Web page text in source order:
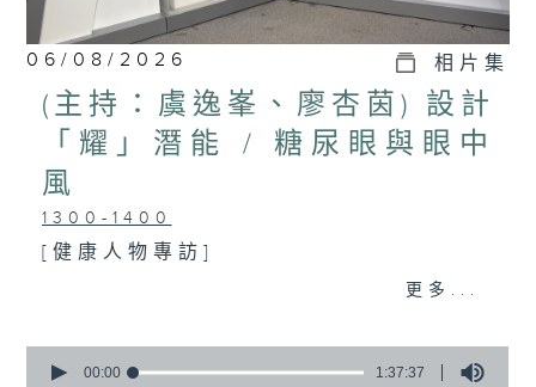
06/08/2026 相片集
(主持：虞逸峯、廖杏茵) 設計
「耀」潛能 / 糖尿眼與眼中
風
1300-1400
[健康人物專訪]
總監)、曾傲晴(香港耀能協會愛睿綜合職
更多...
seconds
00:00 1:37:37